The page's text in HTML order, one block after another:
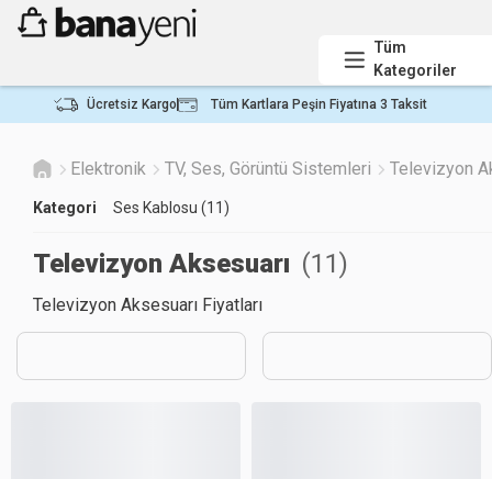
Tüm
Kategoriler
Ücretsiz Kargo Tüm Kartlara Peşin Fiyatına 3 Taksit
Elektronik TV, Ses, Görüntü Sistemleri Televizyon
Kategori Ses Kablosu (11)
Televizyon Aksesuarı (11)
Televizyon Aksesuarı Fiyatları